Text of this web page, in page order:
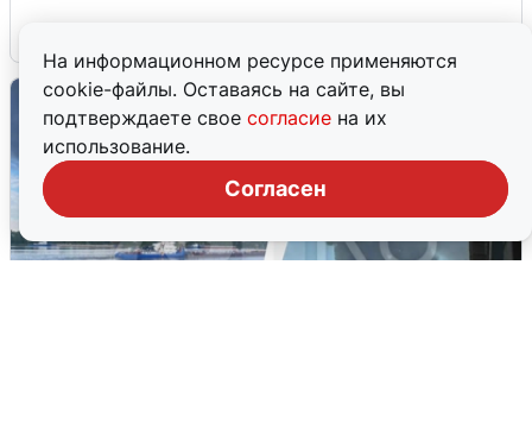
На информационном ресурсе применяются
cookie-файлы. Оставаясь на сайте, вы
подтверждаете свое согласие на их
использование.
Согласен